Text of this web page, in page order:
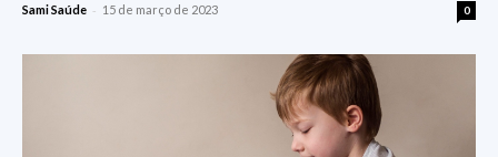
Sami Saúde - 15 de março de 2023 0